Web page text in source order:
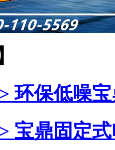
环保低噪
宝鼎固定